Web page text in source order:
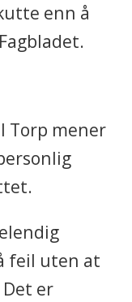
enn å
Torp mener
feil uten at
er